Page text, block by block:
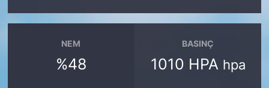
NEM
%48
BASINÇ
1010 HPA hpa